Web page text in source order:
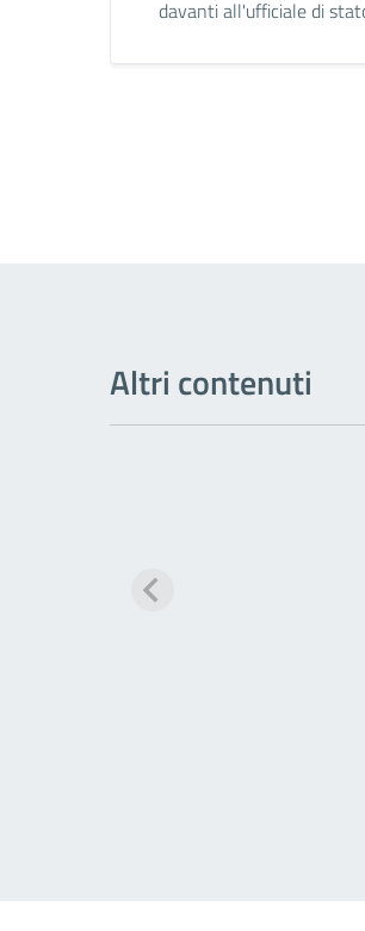
davanti all'ufficiale di
Altri contenuti